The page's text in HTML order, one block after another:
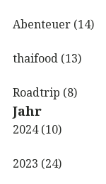
Abenteuer (14)
thaifood (13)
Roadtrip (8)
Jahr
2024 (10)
2023 (24)